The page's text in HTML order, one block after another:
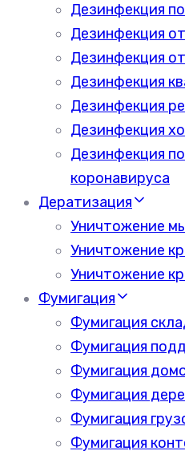
Дезинфекция
Дезинфекция
Дезинфекция
Дезинфекция
Дезинфекция
Дезинфекция
Дезинфекция
коронавируса
Дератизация
Уничтожение
Уничтожение
Уничтожение
Фумигация
Фумигация
Фумигация
Фумигация
Фумигация
Фумигация
Фумигация